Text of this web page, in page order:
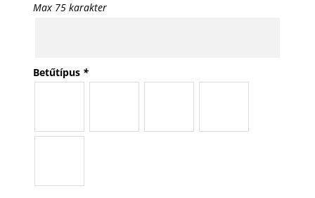
Max 75 karakter
Betűtípus *